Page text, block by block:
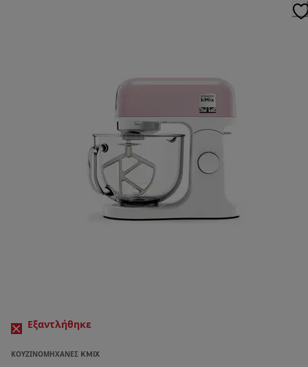
Εξαντλήθηκε
ΚΟΥΖΙΝΟΜΗΧΑΝΈΣ KMIX